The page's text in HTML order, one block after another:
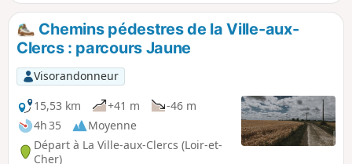
Chemins pédestres de la Ville-aux-
Clercs : parcours Jaune
Visorandonneur
15,53 km
+41 m
-46 m
4h 35
Moyenne
Départ à La Ville-aux-Clercs (Loir-et-
Cher)